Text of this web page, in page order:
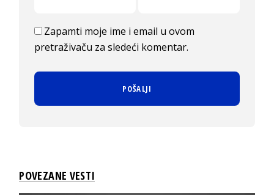
Zapamti moje ime i email u ovom
pretraživaču za sledeći komentar.
POVEZANE VESTI